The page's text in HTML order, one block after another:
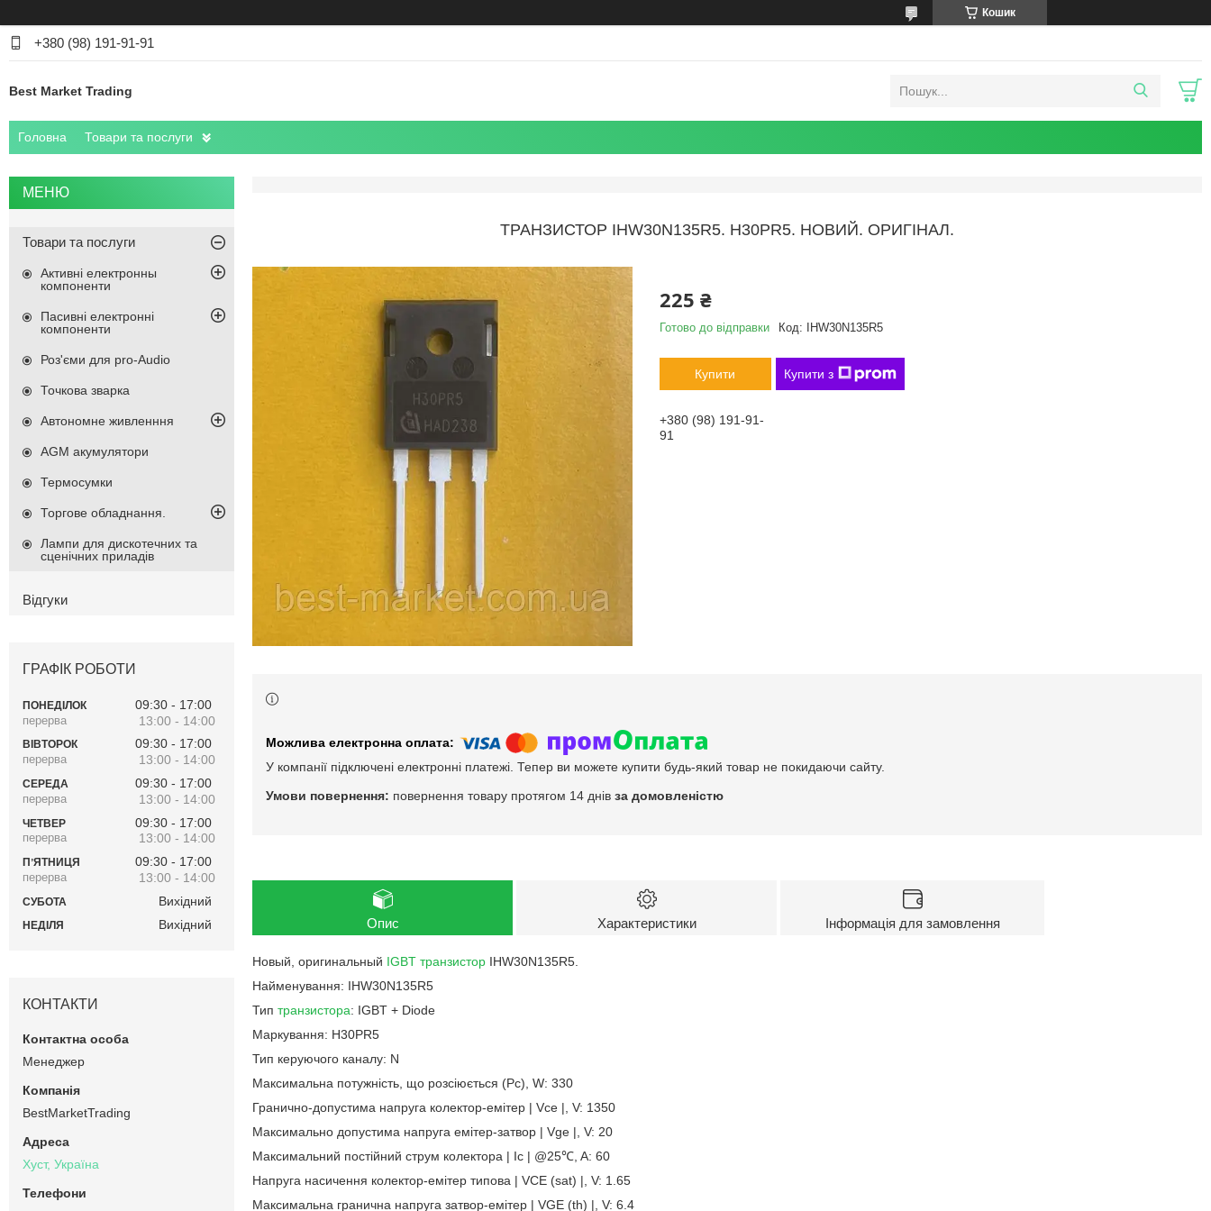
Кошик
+380 (98) 191-91-91
Best Market Trading
Головна Товари та послуги
ТРАНЗИСТОР IHW30N135R5. H30PR5. НОВИЙ. ОРИГІНАЛ.
225 ₴
Готово до відправки Код: IHW30N135R5
Купити Купити з
+380 (98) 191-91-
91
У компанії підключені електронні платежі. Тепер ви можете купити будь-який товар не покидаючи сайту.
повернення товару протягом 14 днів за домовленістю
Опис Характеристики Інформація для замовлення
Новый, оригинальный IGBT транзистор IHW30N135R5.
Найменування: IHW30N135R5
Тип транзистора: IGBT + Diode
Маркування: H30PR5
Тип керуючого каналу: N
Максимальна потужність, що розсіюється (Pc), W: 330
Гранично-допустима напруга колектор-емітер | Vce |, V: 1350
Максимально допустима напруга емітер-затвор | Vge |, V: 20
Максимальний постійний струм колектора | Ic | @25℃, A: 60
Напруга насичення колектор-емітер типова | VCE (sat) |, V: 1.65
Максимальна гранична напруга затвор-емітер | VGE (th) |, V: 6.4
Товари та послуги
Активні електронны
компоненти
Пасивні електронні
компоненти
Роз'єми для pro-Audio
Точкова зварка
Автономне живленння
AGM акумулятори
Термосумки
Торгове обладнання.
Лампи для дискотечних та
сценічних приладів
Відгуки
ГРАФІК РОБОТИ
ПОНЕДІЛОК 09:30
17:00
13:00
14:00
ВІВТОРОК 09:30
17:00
13:00
14:00
СЕРЕДА 09:30
17:00
13:00
14:00
ЧЕТВЕР 09:30
17:00
13:00
14:00
ПʼЯТНИЦЯ 09:30
17:00
13:00
14:00
СУБОТА Вихідний
НЕДІЛЯ Вихідний
КОНТАКТИ
Менеджер
BestMarketTrading
Хуст, Україна